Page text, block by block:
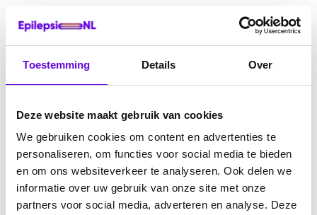
Toestemming Details Over
Deze website maakt gebruik van cookies
We gebruiken cookies om content en advertenties te
personaliseren, om functies voor social media te bieden
en om ons websiteverkeer te analyseren. Ook delen we
informatie over uw gebruik van onze site met onze
partners voor social media, adverteren en analyse. Deze